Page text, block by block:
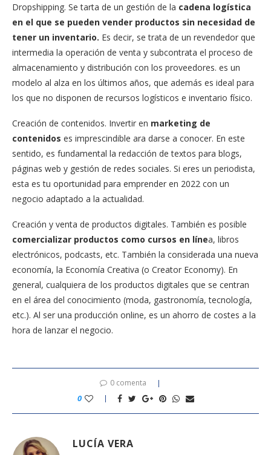
Dropshipping. Se tarta de un gestión de la cadena logística
en el que se pueden vender productos sin necesidad de
tener un inventario. Es decir, se trata de un revendedor que
intermedia la operación de venta y subcontrata el proceso de
almacenamiento y distribución con los proveedores. es un
modelo al alza en los últimos años, que además es ideal para
los que no disponen de recursos logísticos e inventario físico.
Creación de contenidos. Invertir en marketing de
contenidos es imprescindible ara darse a conocer. En este
sentido, es fundamental la redacción de textos para blogs,
páginas web y gestión de redes sociales. Si eres un periodista,
esta es tu oportunidad para emprender en 2022 con un
negocio adaptado a la actualidad.
Creación y venta de productos digitales. También es posible
comercializar productos como cursos en línea, libros
electrónicos, podcasts, etc. También la considerada una nueva
economía, la Economía Creativa (o Creator Economy). En
general, cualquiera de los productos digitales que se centran
en el área del conocimiento (moda, gastronomía, tecnología,
etc.). Al ser una producción online, es un ahorro de costes a la
hora de lanzar el negocio.
0 comenta
0
LUCÍA VERA